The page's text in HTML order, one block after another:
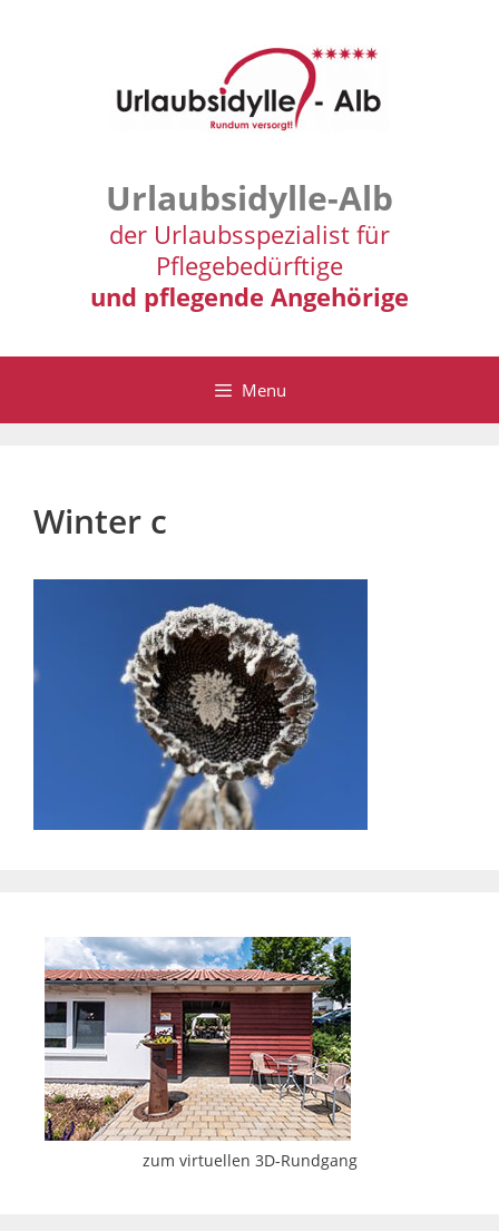
Urlaubsidylle-Alb
der Urlaubsspezialist für
Pflegebedürftige
und pflegende Angehörige
Menu
Winter c
zum virtuellen 3D-Rundgang